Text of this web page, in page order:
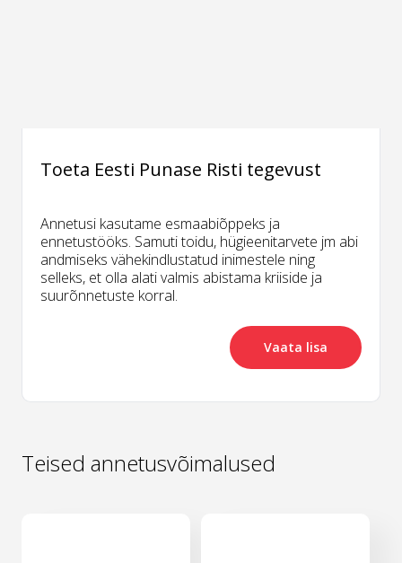
Toeta Eesti Punase Risti tegevust
Annetusi kasutame esmaabiõppeks ja
ennetustööks. Samuti toidu, hügieenitarvete jm abi
andmiseks vähekindlustatud inimestele ning
selleks, et olla alati valmis abistama kriiside ja
suurõnnetuste korral.
Vaata lisa
Teised annetusvõimalused